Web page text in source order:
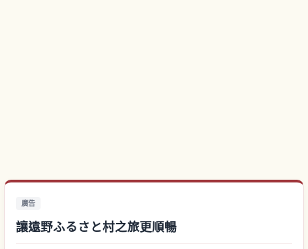
廣告
讓遠野ふるさと村之旅更順暢